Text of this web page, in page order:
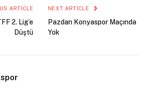
ARTICLE
2. Lig’e
Düştü
NEXT ARTICLE
Pazdan Konyaspor Maçında
Yok